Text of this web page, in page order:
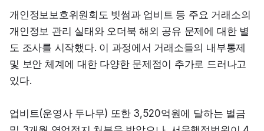
개인정보보호위원회도 빗썸과 업비트 등 주요 거래소의
개인정보 관리 실태와 오더북 해외 공유 문제에 대한 별
도 조사를 시작했다. 이 과정에서 거래소들의 내부통제
및 보안 체계에 대한 다양한 문제점이 추가로 드러나고
있다.
업비트(운영사 두나무) 또한 3,520억원에 달하는 벌금